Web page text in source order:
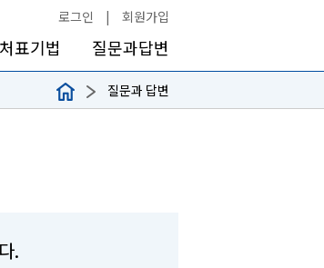
로그인 | 회원가입
표기법 질문과답변
질문과 답변
.